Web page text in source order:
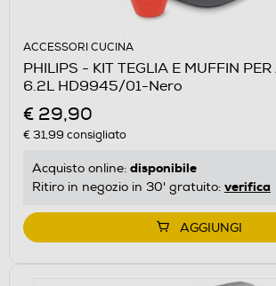
ACCESSORI CUCINA
PHILIPS - KIT TEGLIA E MUFFIN PER
6.2L HD9945/01-Nero
€ 29,90
€ 31,99 consigliato
Acquisto online: disponibile
Ritiro in negozio in 30' gratuito: verifica
AGGIUNGI